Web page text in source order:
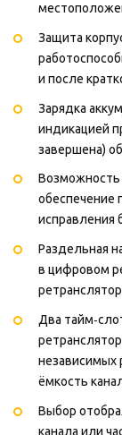
Защита
и после
Зарядка
индикацией
завершена)
Возможность
обеспечение
исправления
Раздельная
в цифровом
Два
независимых
ёмкость
Выбор
канала или